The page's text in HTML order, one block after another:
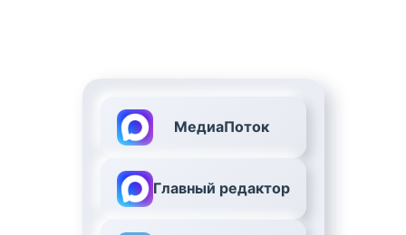
МедиаПоток
Главный редактор